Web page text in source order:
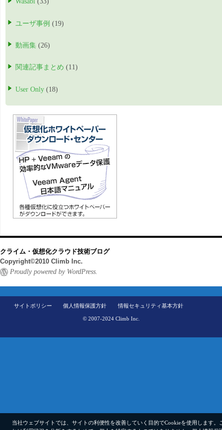
ユーザ事例 (19)
動画集 (26)
関連記事まとめ (11)
User Only (18)
クライム・仮想化クラウド技術ブログ
Copyright©2010 Climb Inc.
Proudly powered by WordPress.
サイトポリシー 個人情報保護方針 情報セキュリティ基本方針
© 2007-2024 Climb Inc.
当社ウェブサイトでは、サイトの利便性を改善していく目的でCookieを使用します。